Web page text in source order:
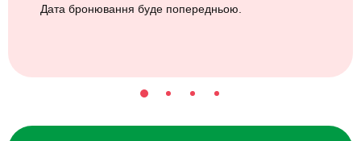
Дата бронювання буде попередньою.